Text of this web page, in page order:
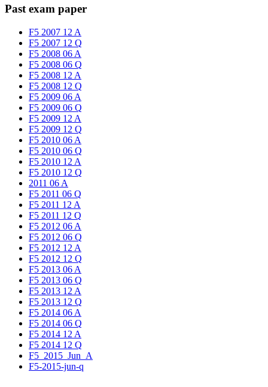
Past exam paper
F5 2007 12 A
F5 2007 12 Q
F5 2008 06 A
F5 2008 06 Q
F5 2008 12 A
F5 2008 12 Q
F5 2009 06 A
F5 2009 06 Q
F5 2009 12 A
F5 2009 12 Q
F5 2010 06 A
F5 2010 06 Q
F5 2010 12 A
F5 2010 12 Q
2011 06 A
F5 2011 06 Q
F5 2011 12 A
F5 2011 12 Q
F5 2012 06 A
F5 2012 06 Q
F5 2012 12 A
F5 2012 12 Q
F5 2013 06 A
F5 2013 06 Q
F5 2013 12 A
F5 2013 12 Q
F5 2014 06 A
F5 2014 06 Q
F5 2014 12 A
F5 2014 12 Q
F5_2015_Jun_A
F5-2015-jun-q